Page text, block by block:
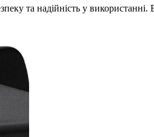
та надійність у